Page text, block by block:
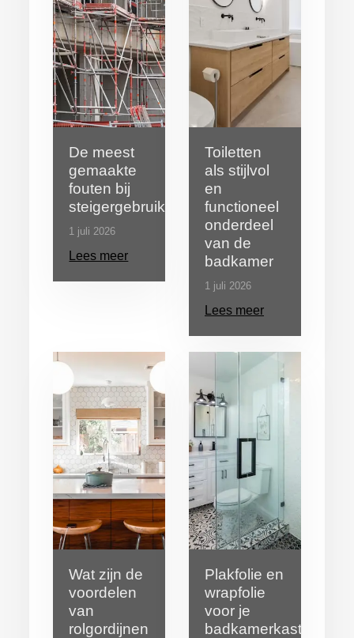
De meest
gemaakte
fouten bij
steigergebruik
1 juli 2026
Lees meer
Toiletten
als stijlvol
en
functioneel
onderdeel
van de
badkamer
1 juli 2026
Lees meer
Wat zijn de
voordelen
van
rolgordijnen
Plakfolie en
wrapfolie
voor je
badkamerkast